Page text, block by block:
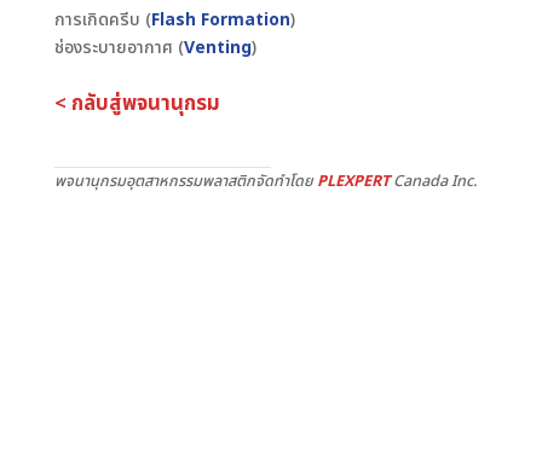
การเกิดครีบ (Flash Formation)
ช่องระบายอากาศ (Venting)
< กลับสู่พจนานุกรม
พจนานุกรมอุตสาหกรรมพลาสติกจัดทำโดยPLEXPERTCanada Inc.